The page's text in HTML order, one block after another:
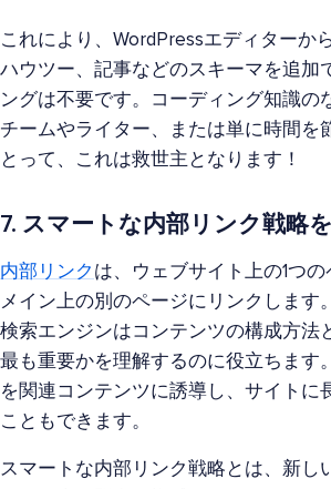
これにより、WordPressエディターか
ハウツー、記事などのスキーマを追加
ングは不要です。コーディング知識の
チームやライター、または単に時間を
とって、これは救世主となります！
7. スマートな内部リンク戦略
内部リンク は、ウェブサイト上の1つ
メイン上の別のページにリンクします
検索エンジンはコンテンツの構成方法
最も重要かを理解するのに役立ちます
を関連コンテンツに誘導し、サイトに
こともできます。
スマートな内部リンク戦略とは、新し